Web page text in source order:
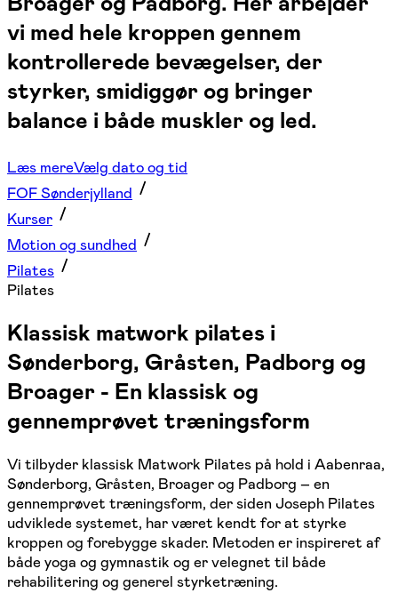
vi med hele kroppen gennem
kontrollerede bevægelser, der
styrker, smidiggør og bringer
balance i både muskler og led.
Læs mereVælg dato og tid
FOF Sønderjylland
Kurser
Motion og sundhed
Pilates
Pilates
Klassisk matwork pilates i
Sønderborg, Gråsten, Padborg og
Broager - En klassisk og
gennemprøvet træningsform
Vi tilbyder klassisk Matwork Pilates på hold i Aabenraa,
Sønderborg, Gråsten, Broager og Padborg – en
gennemprøvet træningsform, der siden Joseph Pilates
udviklede systemet, har været kendt for at styrke
kroppen og forebygge skader. Metoden er inspireret af
både yoga og gymnastik og er velegnet til både
rehabilitering og generel styrketræning.